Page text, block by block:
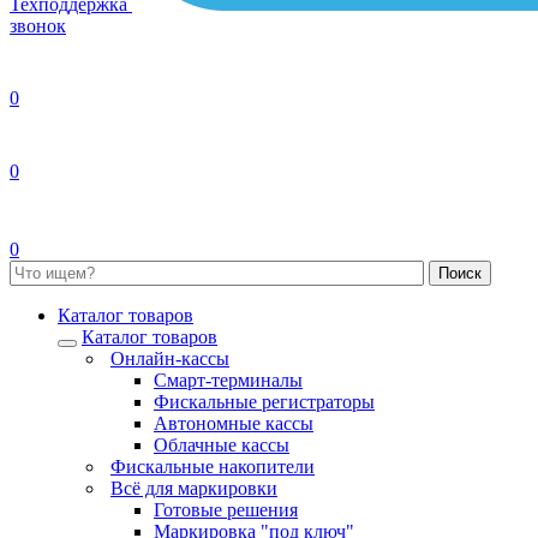
Техподдержка
звонок
0
0
0
Каталог товаров
Каталог товаров
Онлайн-кассы
Смарт-терминалы
Фискальные регистраторы
Автономные кассы
Облачные кассы
Фискальные накопители
Всё для маркировки
Готовые решения
Маркировка "под ключ"